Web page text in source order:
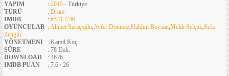
YAPIM : 2015 - Türkiye
TÜRÜ
: Dram
IMDB
: tt5313746
OYUNCULAR :Ahmet Saraçoğlu,Ayfer Dönmez,Haldun Boysan,Melih Selçuk,Sefa
Zengin
YÖNETMENI
: Kamil Koç
SÜRE
: 78 Dak.
DOWNLOAD
: 4676
IMDB PUAN
: 7.6 / 26